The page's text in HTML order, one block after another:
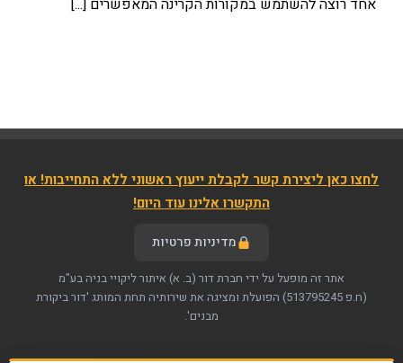
אחד רוצה להשתמש במקורות הקרינה המאפשרים [...]
לחצו כאן ליצירת קשר לקבלת ייעוץ ראשוני ללא התחייבות! או
התקשרו אלינו עוד היום!
מדיניות פרטיות
אתר זה מופעל על ידי חברת דור (ב. א) איתור ליקויי בניה בע"מ
(ח.פ 513795245)
הפועלת ומציגה את שירותיה תחת המותג 'דור ביקורת
מבנים'.